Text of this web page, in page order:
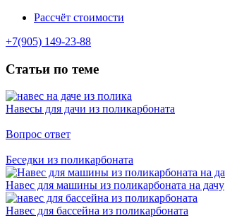
Рассчёт стоимости
+7(905) 149-23-88
Статьи по теме
Навесы для дачи из поликарбоната
Вопрос ответ
Беседки из поликарбоната
Навес для машины из поликарбоната на дачу
Навес для бассейна из поликарбоната